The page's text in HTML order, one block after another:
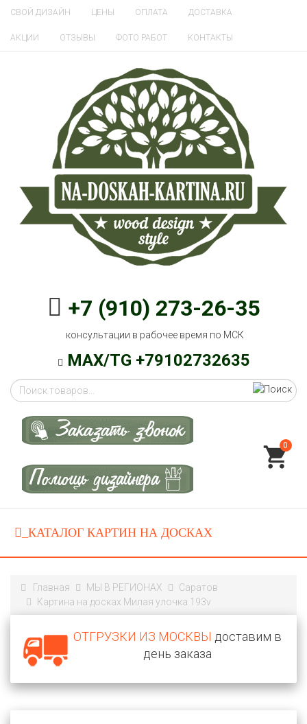
СВОЙ ДИЗАЙН ЦЕНЫ ОПЛАТА ДОСТАВКА
АКЦИИ ОТЗЫВЫ ФОТО РАБОТ КОНТАКТЫ
+7 (910) 273-26-35
консультации в рабочее время по МСК
MAX/TG +79102732635
0
Главная МЫ В РЕГИОНАХ
Саратов
Картина на досках Милая улочка 193v
ОТГРУЗКИ ИЗ МОСКВЫ доставим в
день заказа